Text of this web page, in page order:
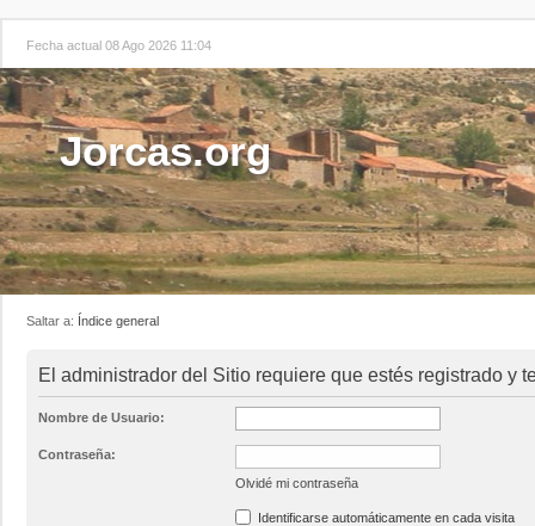
Fecha actual 08 Ago 2026 11:04
Jorcas.org
Saltar a: Índice general
El administrador del Sitio requiere que estés registrado y
Nombre de Usuario:
Contraseña:
Olvidé mi contraseña
Identificarse automáticamente en cada visita